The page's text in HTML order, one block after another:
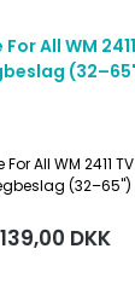
For All WM 2411 TV
(32–65")
139,00 DKK